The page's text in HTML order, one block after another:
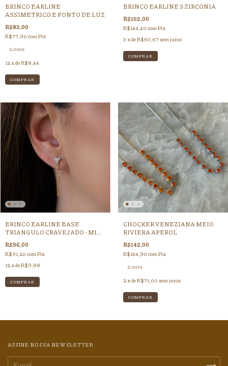
BRINCO EARLINE
ASSIMETRICO E PONTO DE LUZ
R$82,00
R$77,90 com Pix
2 cores
12 x deR$8,44
COMPRAR
BRINCO EARLINE 3 ZIRCONIA
R$152,00
R$144,40 com Pix
3 x deR$50,67 sem juros
BRINCO EARLINE BASE
TRIANGULO CRAVEJADO - MIX
DE BANHOS
R$96,00
R$91,20 comPix
12 x deR$9,88
CHOCKER VENEZIANA MEIO
RIVIERA APEROL
R$142,00
R$134,90 comPix
2 cores
2 x deR$71,00 sem juros
COMPRAR
ASSINE NOSSA NEWSLETTER